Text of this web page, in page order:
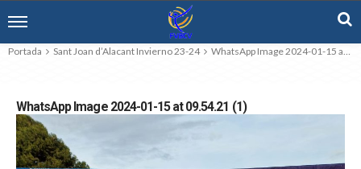
Portada Sant Joan d’Alacant Invierno 23-24 WhatsApp Image 2024-01-15 at 09.54.21 (1)
WhatsApp Image 2024-01-15 at 09.54.21 (1)